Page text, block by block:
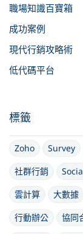
職場知識百寶箱
成功案例
現代行銷攻略術
低代碼平台
標籤
Zoho Survey
社群行銷
雲計算
大數據
行動辦公
協同